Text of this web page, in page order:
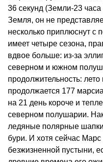
36 секунд (Земли-23 часа
Земля, он не
несколько приплюснут с
имеет четыре сезона,
вдвое больше: из-за
северном и южном
продолжительность:
продолжается 177
на 21 день короче и
северном полушарии.
ледяные полярные
бури. И хотя сейчас
безжизненной пустыни,